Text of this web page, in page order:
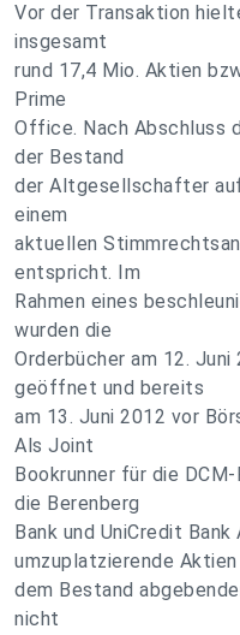
Vor der Transaktion
insgesamt
rund 17,4 Mio. Aktien
Prime
Office. Nach Abschluss
der Bestand
der Altgesellschafter
einem
aktuellen
entspricht. Im
Rahmen eines
wurden die
Orderbücher am 12.
geöffnet und bereits
am 13. Juni 2012 vor
Als Joint
Bookrunner für die
die Berenberg
Bank und UniCredit Bank
umzuplatzierende Aktien
dem Bestand
nicht